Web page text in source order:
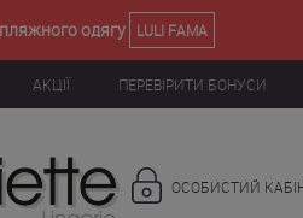
одягу LULI FAMA
АКЦІЇ ПЕРЕВІРИТИ БОНУСИ
ОСОБИСТИЙ